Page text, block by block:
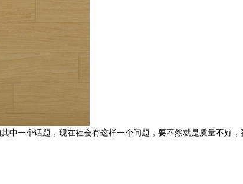
中一个话题，现在社会有这样一个问题，要不然就是质量不好